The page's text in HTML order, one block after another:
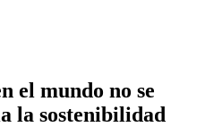
el mundo no se
la sostenibilidad